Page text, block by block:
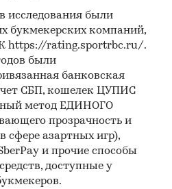
исследования были
букмекерских компаний,
https://rating.sportrbc.ru/.
были
банковская
СБП, кошелек ЦУПИС
метод ЕДИНОГО
прозрачность и
сфере азартных игр),
и прочие способы
доступные у